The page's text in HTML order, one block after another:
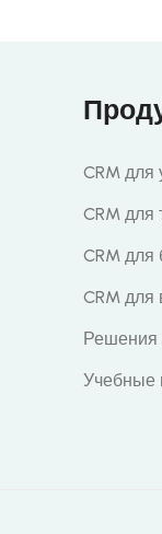
CRM для
CRM для
CRM для
CRM для
Решения
Учебные